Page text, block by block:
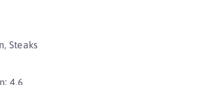
Steaks
4,6